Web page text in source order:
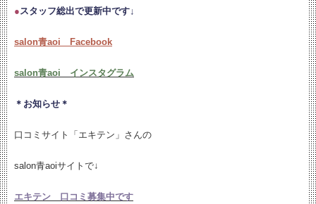
●スタッフ総出で更新中です↓
salon青aoi Facebook
salon青aoi インスタグラム
＊お知らせ＊
口コミサイト「エキテン」さんの
salon青aoiサイトで↓
エキテン 口コミ募集中です